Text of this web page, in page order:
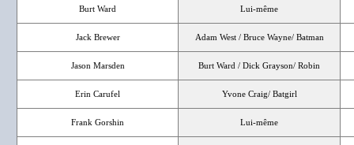
Burt Ward Lui-même
Jack Brewer Adam West / Bruce Wayne/ Batman
Jason Marsden Burt Ward / Dick Grayson/ Robin
Erin Carufel Yvone Craig/ Batgirl
Frank Gorshin Lui-même